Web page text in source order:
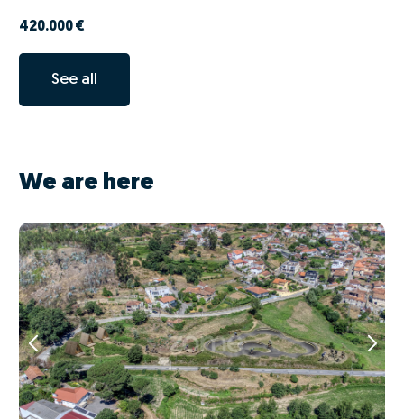
420.000 €
See all
We are here